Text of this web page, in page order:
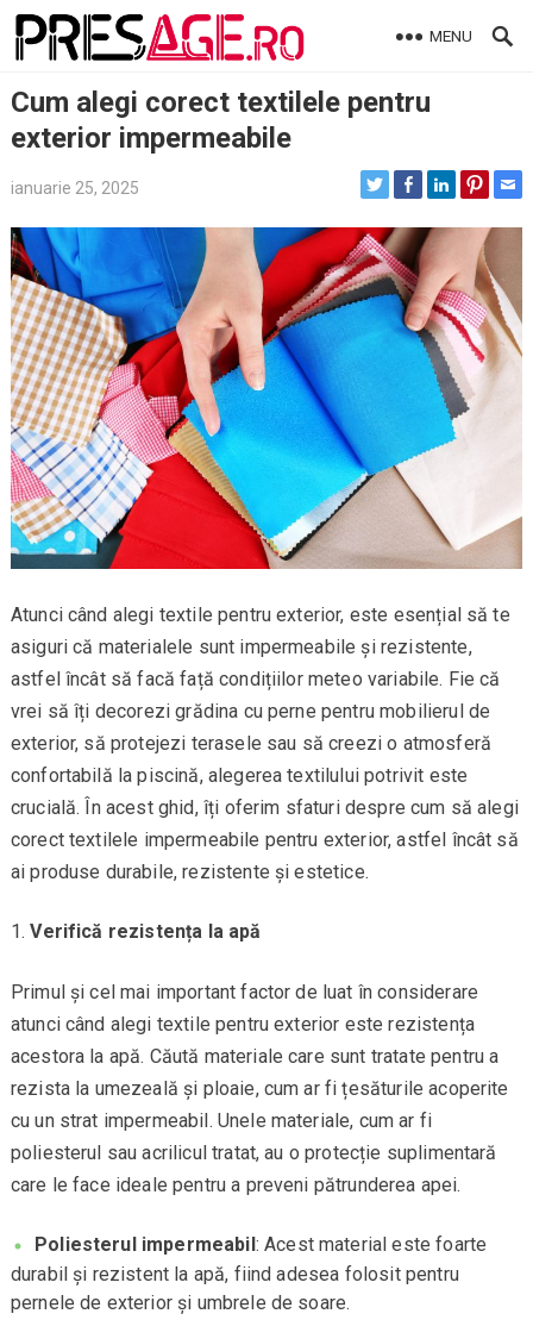
Skip
MENU
Cum alegi corect textilele pentru
exterior impermeabile
ianuarie 25, 2025
Atunci când alegi textile pentru exterior, este esențial să te
asiguri că materialele sunt impermeabile și rezistente,
astfel încât să facă față condițiilor meteo variabile. Fie că
vrei să îți decorezi grădina cu perne pentru mobilierul de
exterior, să protejezi terasele sau să creezi o atmosferă
confortabilă la piscină, alegerea textilului potrivit este
crucială. În acest ghid, îți oferim sfaturi despre cum să alegi
corect textilele impermeabile pentru exterior, astfel încât să
ai produse durabile, rezistente și estetice.
Verifică rezistența la apă
Primul și cel mai important factor de luat în considerare
atunci când alegi textile pentru exterior este rezistența
acestora la apă. Căută materiale care sunt tratate pentru a
rezista la umezeală și ploaie, cum ar fi țesăturile acoperite
cu un strat impermeabil. Unele materiale, cum ar fi
poliesterul sau acrilicul tratat, au o protecție suplimentară
care le face ideale pentru a preveni pătrunderea apei.
Poliesterul impermeabil: Acest material este foarte
durabil și rezistent la apă, fiind adesea folosit pentru
pernele de exterior și umbrele de soare.